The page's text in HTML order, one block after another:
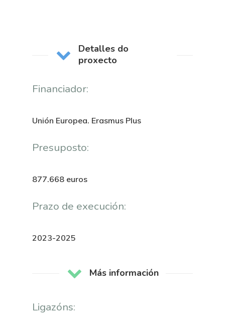
Detalles do
proxecto
Financiador:
Unión Europea. Erasmus Plus
Presuposto:
877.668 euros
Prazo de execución:
2023-2025
Más información
Ligazóns: